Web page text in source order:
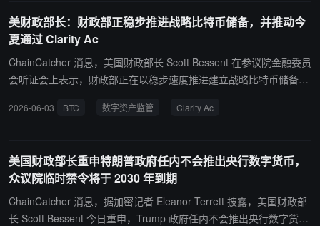
指令下的网络安全审计法规，约 4000 家匈牙利企业面临 6 月 30 日
的合规截止日期。匈牙利正寻求借鉴爱沙尼亚的数字治理模式，定位
为支持欧盟 MiCA 框架的立场。
美财政部长：财政部正稳步推进战略比特币储备，并推动今
夏通过 Clarity Ac
ChainCatcher 消息，美国财政部长 Scott Bessent 在参议院金融委员
会听证会上表示，财政部正在以稳步速度推进建立战略比特币储备。
并表示希望该法案能在今年夏天通过，以将美国最佳实践引入本土，
践，以便未来能够持久。
2026-06-03 BTC 数字资产监管 Clarity Ac
美国财政部长重申特朗普政府任内不会推出央行数字货币，
众议院临时禁令将于 2030 年到期
ChainCatcher 消息，据加密记者 Eleanor Terrett 披露，美国财政部
长 Scott Bessent 今日重申，Trump 政府任内不会推出央行数字货币